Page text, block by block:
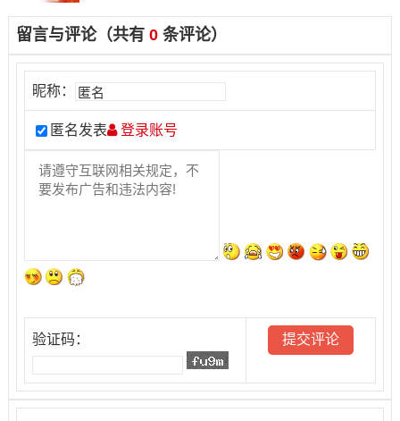
留言与评论（共有 0条评论）
昵称：
匿名发表 登录账号
验证码：